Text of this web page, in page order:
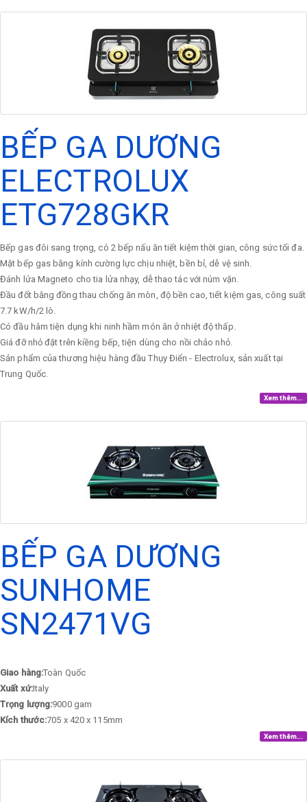
BẾP GA DƯƠNG
ELECTROLUX
ETG728GKR
Bếp gas đôi sang trọng, có 2 bếp nấu ăn tiết kiệm thời gian, công sức tối đa.
Mặt bếp gas bằng kính cường lực chịu nhiệt, bền bỉ, dễ vệ sinh.
Đánh lửa Magneto cho tia lửa nhạy, dễ thao tác với núm vặn.
Đầu đốt bằng đồng thau chống ăn mòn, độ bền cao, tiết kiệm gas, công suất
7.7 kW/h/2 lò.
Có đầu hâm tiện dụng khi ninh hầm món ăn ở nhiệt độ thấp.
Giá đỡ nhỏ đặt trên kiềng bếp, tiện dùng cho nồi chảo nhỏ.
Sản phẩm của thương hiệu hàng đầu Thụy Điển - Electrolux, sản xuất tại
Trung Quốc.
Xem thêm...
BẾP GA DƯƠNG
SUNHOME
SN2471VG
Giao hàng:Toàn Quốc
Xuất xứ:Italy
Trọng lượng:9000 gam
Kích thước:705 x 420 x 115mm
Xem thêm...